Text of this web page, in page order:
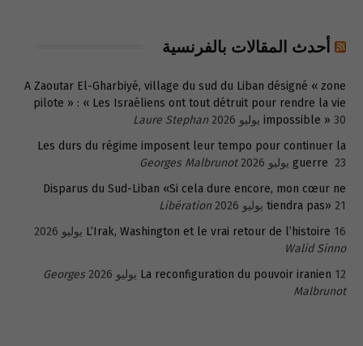
أحدث المقالات بالفرنسية
A Zaoutar El-Gharbiyé, village du sud du Liban désigné « zone
pilote » : « Les Israéliens ont tout détruit pour rendre la vie
impossible » 30 يوليو 2026
Laure Stephan
Les durs du régime imposent leur tempo pour continuer la
guerre 23 يوليو 2026
Georges Malbrunot
Disparus du Sud-Liban «Si cela dure encore, mon cœur ne
tiendra pas» 21 يوليو 2026
Libération
L’Irak, Washington et le vrai retour de l’histoire 16 يوليو 2026
Walid Sinno
La reconfiguration du pouvoir iranien 12 يوليو 2026
Georges
Malbrunot